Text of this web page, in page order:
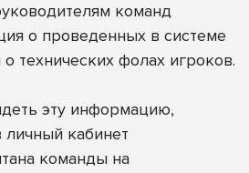
команд
о проведенных в системе
технических фолах игроков.
эту информацию,
личный кабинет
команды на